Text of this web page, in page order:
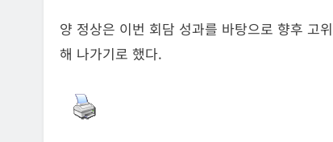
양 정상은 이번 회담 성과를 바탕으로 향후 고
해 나가기로 했다.